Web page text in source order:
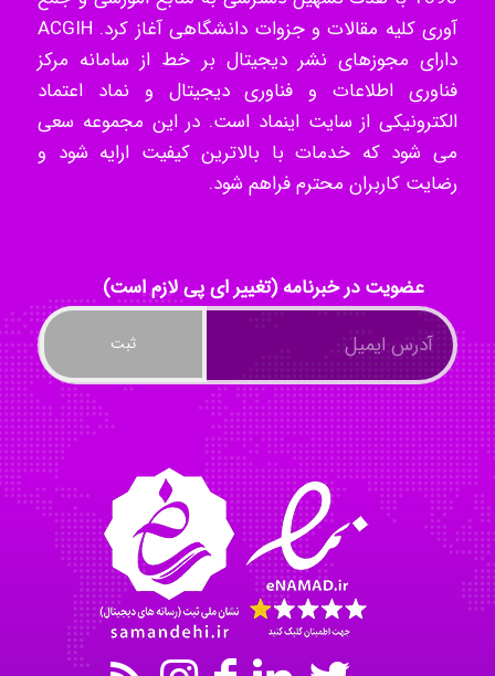
k.aryan
ilhan200
Mohammad
Tavan
akhtar shahsavandi
آوری کلیه مقالات و جزوات دانشگاهی آغاز کرد. ACGIH
دارای مجوزهای نشر دیجیتال بر خط از سامانه مرکز
فناوری اطلاعات و فناوری دیجیتال و نماد اعتماد
الکترونیکی از سایت اینماد است. در این مجموعه سعی
می شود که خدمات با بالاترین کیفیت ارایه شود و
رضایت کاربران محترم فراهم شود.
عضویت در خبرنامه (تغییر ای پی لازم است)